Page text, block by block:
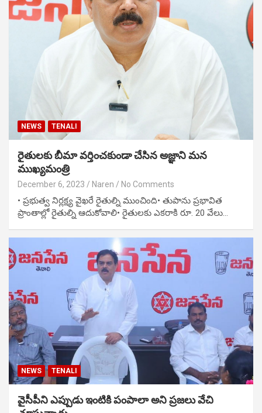
NEWS TENALI
రైతులకు బీమా వర్తించకుండా చేసిన అజ్ఞాని మన
ముఖ్యమంత్రి
December 6, 2023 Naren No Comments
• ప్రభుత్వ నిర్లక్ష్య వైఖరే రైతుల్ని ముంచింది• తుపాను ప్రభావిత
ప్రాంతాల్లో రైతుల్ని ఆదుకోవాలి• రైతులకు ఎకరాకి రూ. 20 వేలు…
NEWS TENALI
వైసీపీని ఎప్పుడు ఇంటికి పంపాలా అని ప్రజలు వేచి